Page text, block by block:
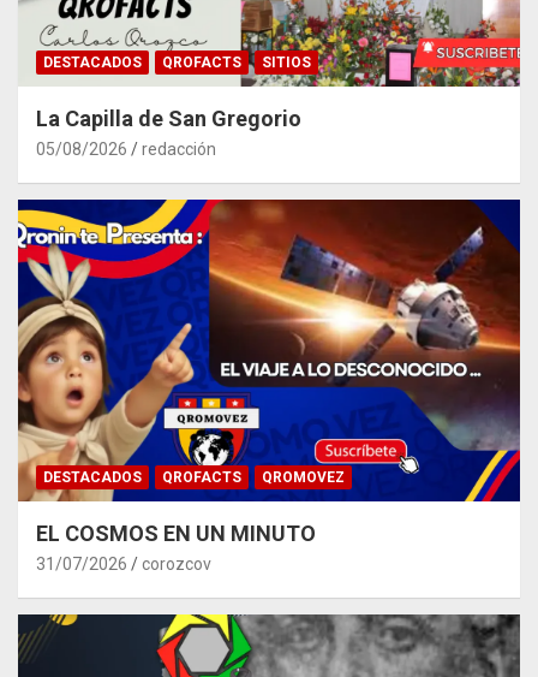
DESTACADOS QROFACTS SITIOS
La Capilla de San Gregorio
05/08/2026 redacción
DESTACADOS QROFACTS QROMOVEZ
EL COSMOS EN UN MINUTO
31/07/2026 corozcov